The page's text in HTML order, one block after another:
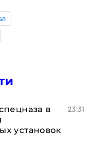
в
установок
23:31